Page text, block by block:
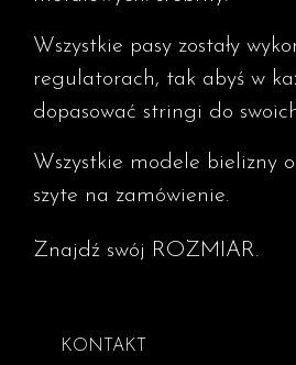
Wszystkie pasy zostały
regulatorach, tak abyś w
dopasować stringi do
Wszystkie modele bielizny
szyte na zamówienie.
Znajdź swój ROZMIAR.
KONTAKT